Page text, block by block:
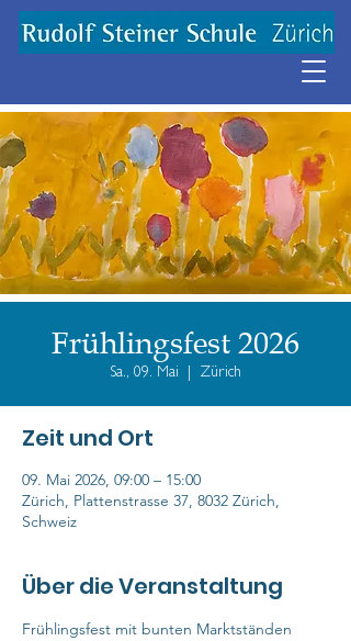
Frühlingsfest 2026
Sa., 09. Mai Zürich
Zeit und Ort
09. Mai 2026, 09:00 – 15:00
Zürich, Plattenstrasse 37, 8032 Zürich,
Schweiz
Über die Veranstaltung
Frühlingsfest mit bunten Marktständen